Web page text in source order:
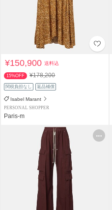
¥150,900送料込
15%OFF ¥178,200
関税負担なし 返品補償
Isabel Marant
PERSONAL SHOPPER
Paris-m